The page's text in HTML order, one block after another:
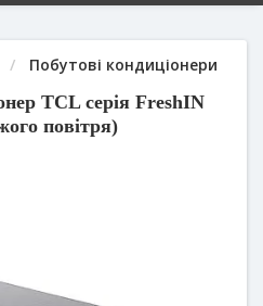
Побутові кондиціонери
TCL серія FreshIN
повітря)